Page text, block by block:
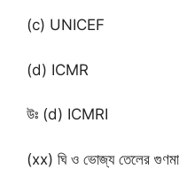
(c) UNICEF
(d) ICMR
উঃ (d) ICMRI
(xx) ঘি ও ভোজ্য তেলের গুণমান